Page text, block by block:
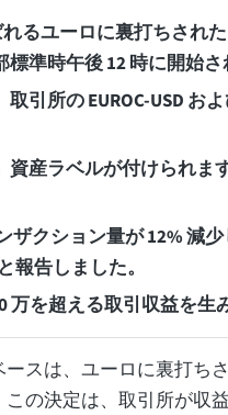
れるユーロに裏打ちされ
準時午後 12 時に開始さ
所の EUROC-USD およ
産ラベルが付けられま
ザクション量が 12% 減
報告しました。
万を超える取引収益を生
スは、ユーロに裏打ち
の決定は、取引所が収